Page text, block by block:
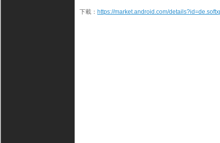
下載： https://market.android.com/